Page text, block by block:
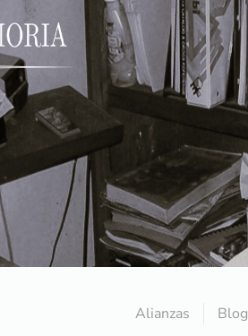
Alianzas Blog